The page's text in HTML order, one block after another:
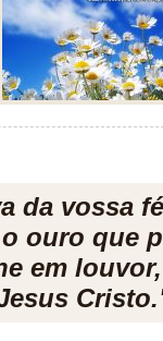
da vossa
ouro que
em